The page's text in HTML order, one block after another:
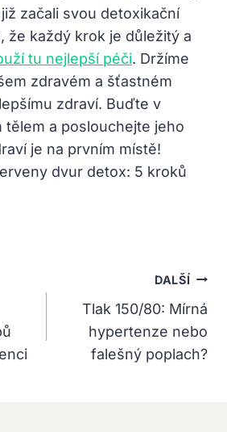
začali svou detoxikační
že každý krok je důležitý a
tu nejlepší péči. Držíme
zdravém a šťastném
zdraví. Buďte v
tělem a poslouchejte jeho
je na prvním místě!
DALŠÍ
Tlak 150/80: Mírná
hypertenze nebo
falešný poplach?